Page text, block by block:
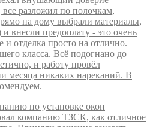
разложил по полочкам,
на дому выбрали материалы,
внесли предоплату - это очень
и отделка просто на отлично.
класса. Всё подогнано до
и работу провёл
месяца никаких нареканий. В
по установке окон
компанию ТЗСК, как отличное